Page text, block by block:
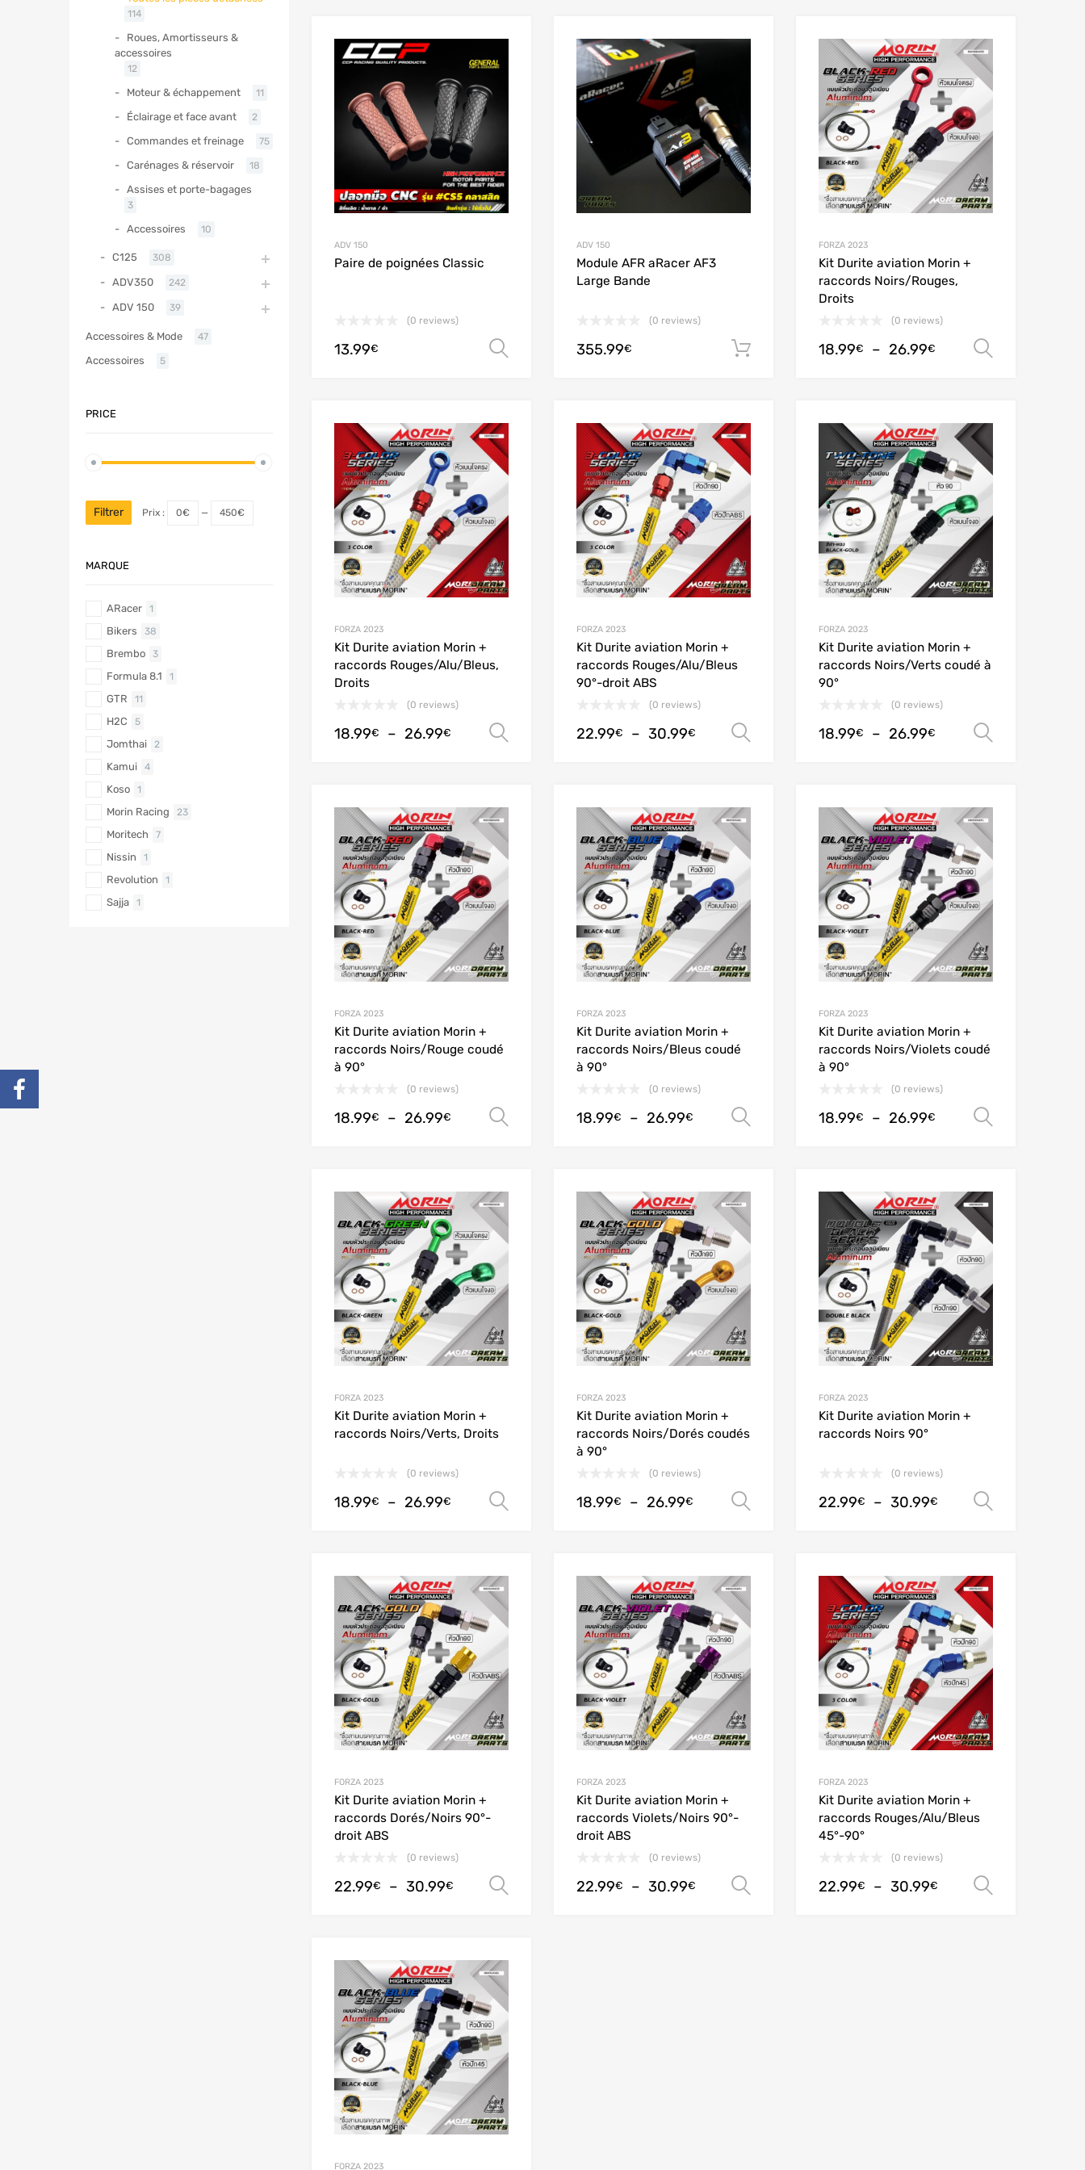
Add to Wishlist
Add to Compare
ADV 150
Paire de poignées Classic
(0 reviews)
13.99€ Choix des options
Add to Wishlist
Add to Compare
ADV 150
Module AFR aRacer AF3
Large Bande
(0 reviews)
355.99€ Ajouter au panier
FORZA 2023
Kit Durite aviation Morin +
raccords Noirs/Rouges,
Droits
(0 reviews)
18.99€ – 26.99€
Add to Wishlist
FORZA 2023
Kit Durite aviation Morin +
raccords Rouges/Alu/Bleus,
Droits
(0 reviews)
18.99€ – 26.99€ Choix des options
Add to Wishlist
FORZA 2023
Kit Durite aviation Morin +
raccords Rouges/Alu/Bleus
90°-droit ABS
(0 reviews)
22.99€ – 30.99€ Choix des options
FORZA 2023
Kit Durite aviation Morin +
raccords Noirs/Verts coudé à
90°
(0 reviews)
18.99€ – 26.99€
Add to Wishlist
Add to Compare
FORZA 2023
Kit Durite aviation Morin +
raccords Noirs/Rouge coudé
à 90°
(0 reviews)
18.99€ – 26.99€ Choix des options
Add to Wishlist
Add to Compare
FORZA 2023
Kit Durite aviation Morin +
raccords Noirs/Bleus coudé
à 90°
(0 reviews)
18.99€ – 26.99€ Choix des options
FORZA 2023
Kit Durite aviation Morin +
raccords Noirs/Violets coudé
à 90°
(0 reviews)
18.99€ – 26.99€
Add to Wishlist
Add to Compare
FORZA 2023
Kit Durite aviation Morin +
raccords Noirs/Verts, Droits
(0 reviews)
18.99€ – 26.99€ Choix des options
Add to Wishlist
FORZA 2023
Kit Durite aviation Morin +
raccords Noirs/Dorés coudés
à 90°
(0 reviews)
18.99€ – 26.99€ Choix des options
FORZA 2023
Kit Durite aviation Morin +
raccords Noirs 90°
(0 reviews)
22.99€ – 30.99€
Add to Wishlist
Add to Compare
FORZA 2023
Kit Durite aviation Morin +
raccords Dorés/Noirs 90°-
droit ABS
(0 reviews)
22.99€ – 30.99€ Choix des options
Add to Wishlist
Add to Compare
FORZA 2023
Kit Durite aviation Morin +
raccords Violets/Noirs 90°-
droit ABS
(0 reviews)
22.99€ – 30.99€ Choix des options
FORZA 2023
Kit Durite aviation Morin +
raccords Rouges/Alu/Bleus
45°-90°
(0 reviews)
22.99€ – 30.99€
FORZA 2023
114
Roues, Amortisseurs &
accessoires
12
Moteur & échappement 11
Éclairage et face avant 2
Commandes et freinage 75
Carénages & réservoir 18
Assises et porte-bagages
3
Accessoires 10
C125 308
ADV350 242
ADV 150 39
Accessoires & Mode 47
Accessoires 5
PRICE
Filtrer Prix : 0€ — 450€
MARQUE
ARacer 1
Bikers 38
Brembo 3
Formula 8.1 1
GTR 11
H2C 5
Jomthai 2
Kamui 4
Koso 1
Morin Racing 23
Moritech 7
Nissin 1
Revolution 1
Sajja 1